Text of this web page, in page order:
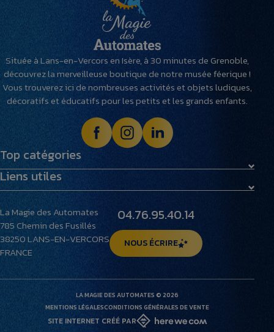
Située à Lans-en-Vercors en Isère, à 30 minutes de Grenoble,
découvrez la merveilleuse boutique de notre musée féerique !
Vous trouverez ici de nombreuses activités et objets ludiques,
décoratifs et éducatifs pour les petits et les grands enfants.
Top catégories
Maquettes
Peluches
Villages miniatures
Liens utiles
Livraison et retours
Foire aux questions
Le musée
La Magie des Automates
785 Chemin des Fusillés
38250LANS-EN-VERCORS
FRANCE
04.76.95.40.14
NOUS ÉCRIRE
LA MAGIE DES AUTOMATES © 2026
MENTIONS LÉGALESCONDITIONS GÉNÉRALES DE VENTE
SITE INTERNET CRÉÉ PAR